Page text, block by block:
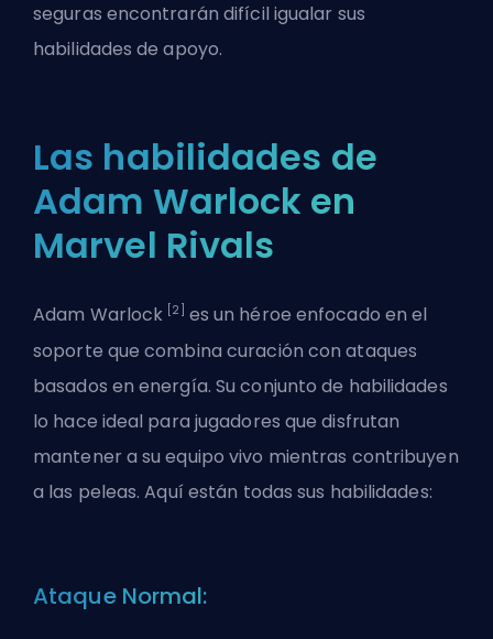
seguras encontrarán difícil igualar sus
habilidades de apoyo.
Las habilidades de
Adam Warlock en
Marvel Rivals
Adam Warlock [2]
es un héroe enfocado en el
soporte que combina curación con ataques
basados en energía. Su conjunto de habilidades
lo hace ideal para jugadores que disfrutan
mantener a su equipo vivo mientras contribuyen
a las peleas. Aquí están todas sus habilidades:
Ataque Normal: